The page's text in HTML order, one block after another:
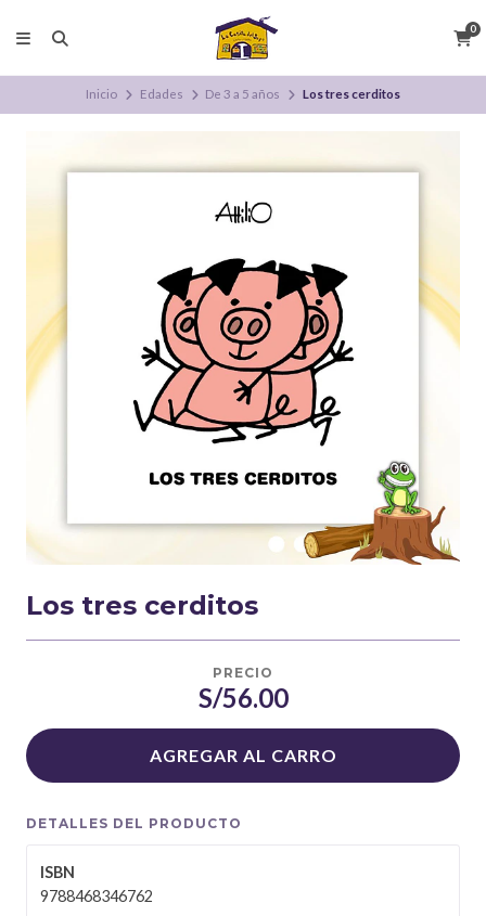
0
Inicio Edades De 3 a 5 años Los tres cerditos
Los tres cerditos
PRECIO
S/56.00
AGREGAR AL CARRO
DETALLES DEL PRODUCTO
ISBN
9788468346762